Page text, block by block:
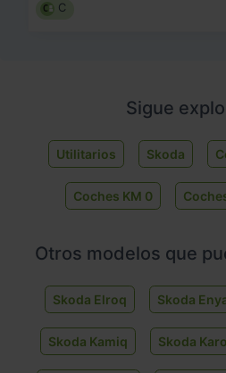
C
Sigue
Utilitarios Skoda
Coches KM 0
Otros modelos que
Skoda Elroq Skoda
Skoda Kamiq Skoda